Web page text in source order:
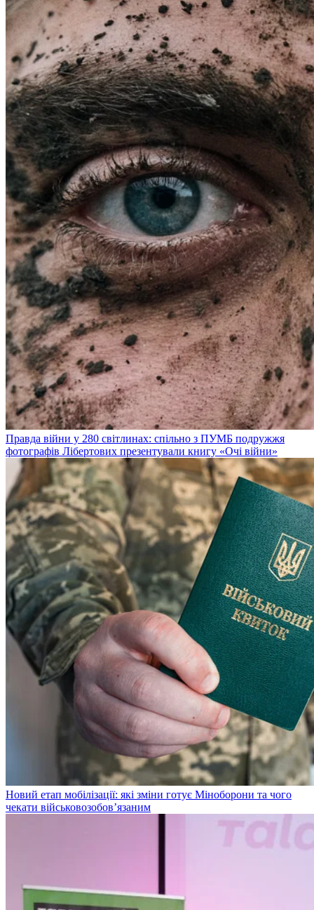
Правда війни у 280 світлинах: спільно з ПУМБ подружжя
фотографів Лібертових презентували книгу «Очі війни»
Новий етап мобілізації: які зміни готує Міноборони та чого
чекати військовозобов’язаним